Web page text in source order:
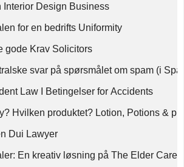
Interior Design Business
for en bedrifts Uniformity
gode Krav Solicitors
svar på spørsmålet om spam (i
Law I Betingelser for Accidents
Hvilken produktet? Lotion, Potions &
Dui Lawyer
En kreativ løsning på The Elder Care